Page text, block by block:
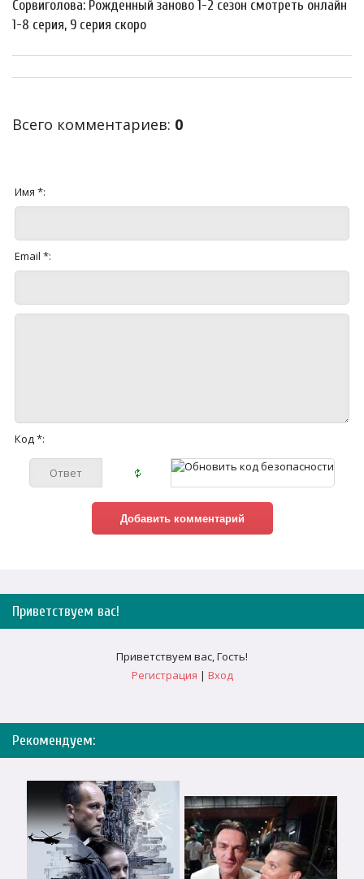
Сорвиголова: Рожденный заново 1-2 сезон смотреть онлайн
1-8 серия, 9 серия скоро
Всего комментариев: 0
Имя *:
Email *:
Код *:
Приветствуем вас!
Приветствуем вас,Гость!
Регистрация | Вход
Рекомендуем: